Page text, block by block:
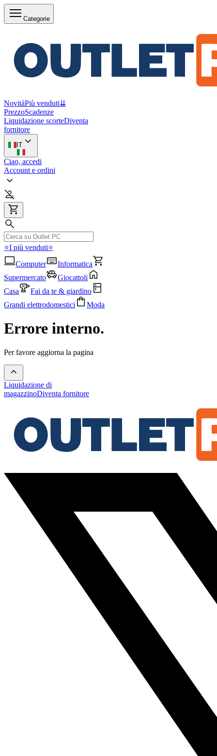
Categorie
NovitàPiù venduti⇊
PrezzoScadenze
Liquidazione scorteDiventa
fornitore
IT
Ciao, accedi
Account e ordini
⭐I più venduti⭐
Computer
Informatica
Supermercato
Giocattoli
Casa
Fai da te & giardino
Grandi elettrodomestici
Moda
Errore interno.
Per favore aggiorna la pagina
Liquidazione di
magazzinoDiventa fornitore